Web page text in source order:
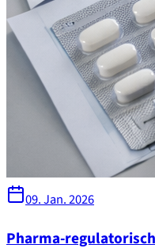
09. Jan. 2026
Pharma-